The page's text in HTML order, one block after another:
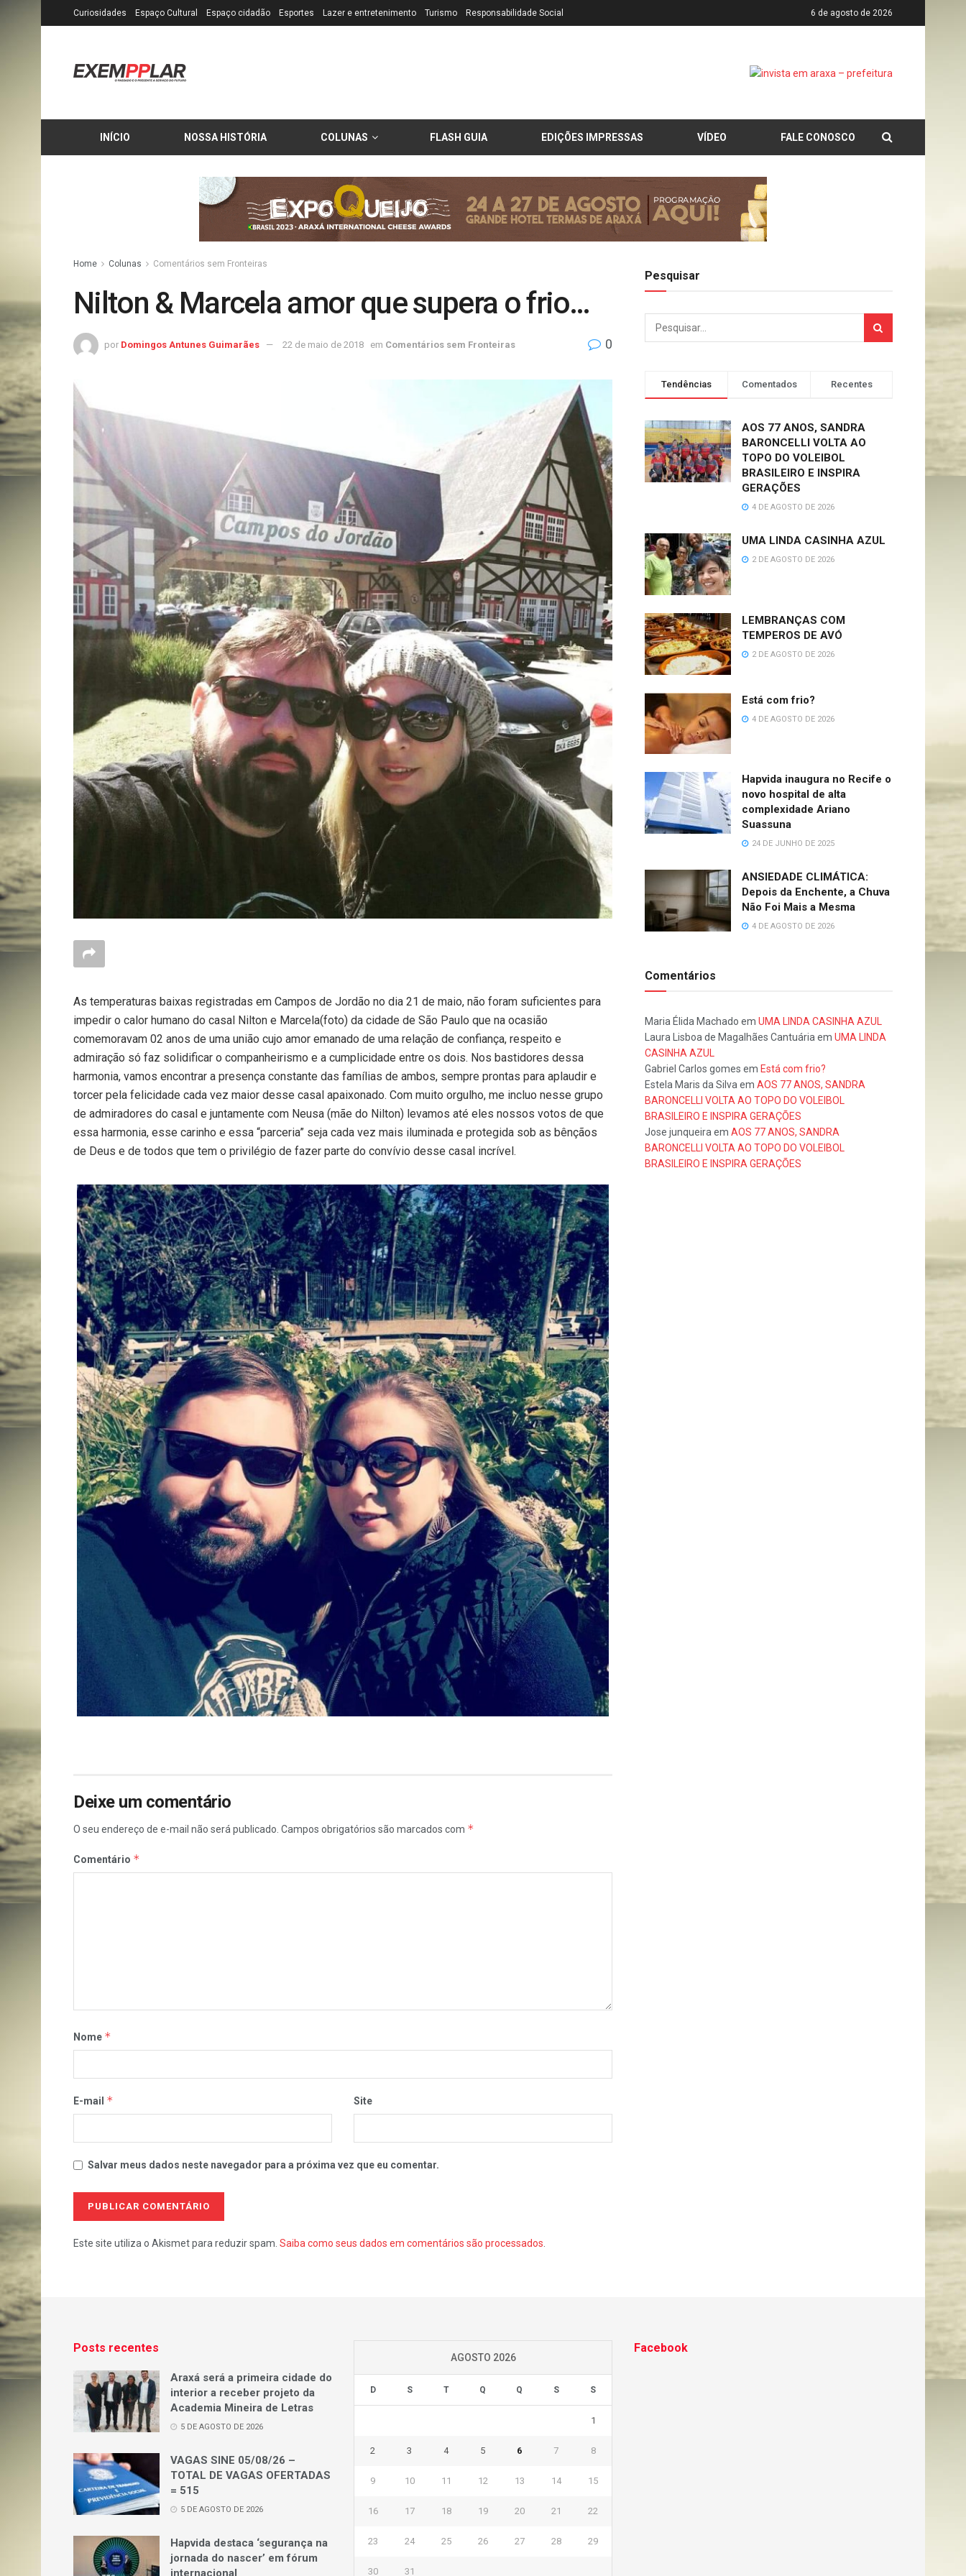
Curiosidades Espaço Cultural Espaço cidadão Esportes Lazer e entretenimento Turismo Responsabilidade Social 6 de agosto de 2026
INÍCIO NOSSA HISTÓRIA COLUNAS FLASH GUIA EDIÇÕES IMPRESSAS VÍDEO FALE CONOSCO
Home Colunas Comentários sem Fronteiras
Nilton & Marcela amor que supera o frio…
por Domingos Antunes Guimarães 22 de maio de 2018 em Comentários sem Fronteiras 0
As temperaturas baixas registradas em Campos de Jordão no dia 21 de maio, não foram suficientes para
impedir o calor humano do casal Nilton e Marcela(foto) da cidade de São Paulo que na ocasião
comemoravam 02 anos de uma união cujo amor emanado de uma relação de confiança, respeito e
admiração só faz solidificar o companheirismo e a cumplicidade entre os dois. Nos bastidores dessa
harmonia, vamos encontrar a presença constante das famílias de ambos, sempre prontas para aplaudir e
torcer pela felicidade cada vez maior desse casal apaixonado. Com muito orgulho, me incluo nesse grupo
de admiradores do casal e juntamente com Neusa (mãe do Nilton) levamos até eles nossos votos de que
essa harmonia, esse carinho e essa “parceria” seja cada vez mais iluminada e protegida sob as bênçãos
de Deus e de todos que tem o privilégio de fazer parte do convívio desse casal incrível.
Deixe um comentário
O seu endereço de e-mail não será publicado. Campos obrigatórios são marcados com *
Comentário *
Nome *
E-mail * Site
Salvar meus dados neste navegador para a próxima vez que eu comentar.
Este site utiliza o Akismet para reduzir spam. Saiba como seus dados em comentários são processados
Pesquisar
Tendências Comentados Recentes
AOS 77 ANOS, SANDRA
BARONCELLI VOLTA AO
TOPO DO VOLEIBOL
BRASILEIRO E INSPIRA
GERAÇÕES
4 DE AGOSTO DE 2026
UMA LINDA CASINHA AZUL
2 DE AGOSTO DE 2026
LEMBRANÇAS COM
TEMPEROS DE AVÓ
2 DE AGOSTO DE 2026
Está com frio?
4 DE AGOSTO DE 2026
Hapvida inaugura no Recife o
novo hospital de alta
complexidade Ariano
Suassuna
24 DE JUNHO DE 2025
ANSIEDADE CLIMÁTICA:
Depois da Enchente, a Chuva
Não Foi Mais a Mesma
4 DE AGOSTO DE 2026
Comentários
Maria Élida Machado em UMA LINDA CASINHA AZUL
Laura Lisboa de Magalhães Cantuáriaem UMA LINDA
CASINHA AZUL
Gabriel Carlos gomes em Está com frio?
Estela Maris da Silvaem AOS 77 ANOS, SANDRA
BARONCELLI VOLTA AO TOPO DO VOLEIBOL
BRASILEIRO E INSPIRA GERAÇÕES
Jose junqueiraem AOS 77 ANOS, SANDRA
BARONCELLI VOLTA AO TOPO DO VOLEIBOL
BRASILEIRO E INSPIRA GERAÇÕES
Posts recentes
Araxá será a primeira cidade do
interior a receber projeto da
Academia Mineira de Letras
5 DE AGOSTO DE 2026
VAGAS SINE 05/08/26 –
TOTAL DE VAGAS OFERTADAS
= 515
5 DE AGOSTO DE 2026
Hapvida destaca ‘segurança na
jornada do nascer’ em fórum
internacional
AGOSTO 2026
D S T Q Q S S
1
2 3 4 5 6 7 8
9 10 11 12 13 14 15
16 17 18 19 20 21 22
23 24 25 26 27 28 29
30 31
Facebook